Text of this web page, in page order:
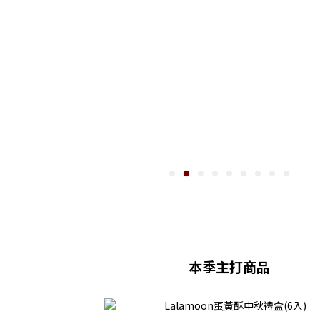
本季主打商品